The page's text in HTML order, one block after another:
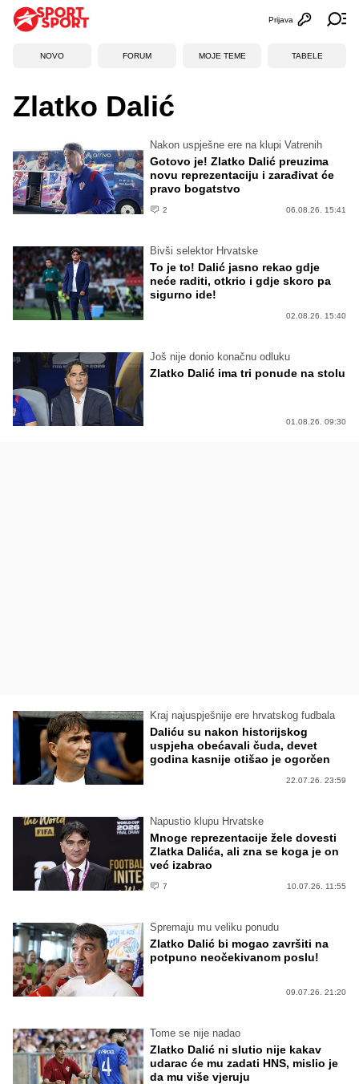
Otvori
Prijava
NOVO FORUM MOJE TEME TABELE
Zlatko Dalić
Nakon uspješne ere na klupi Vatrenih
Gotovo je! Zlatko Dalić preuzima
novu reprezentaciju i zarađivat će
pravo bogatstvo
2 06.08.26. 15:41
Bivši selektor Hrvatske
To je to! Dalić jasno rekao gdje
neće raditi, otkrio i gdje skoro pa
sigurno ide!
02.08.26. 15:40
Još nije donio konačnu odluku
Zlatko Dalić ima tri ponude na stolu
01.08.26. 09:30
Kraj najuspješnije ere hrvatskog fudbala
Daliću su nakon historijskog
uspjeha obećavali čuda, devet
godina kasnije otišao je ogorčen
22.07.26. 23:59
Napustio klupu Hrvatske
Mnoge reprezentacije žele dovesti
Zlatka Dalića, ali zna se koga je on
već izabrao
7 10.07.26. 11:55
Spremaju mu veliku ponudu
Zlatko Dalić bi mogao završiti na
potpuno neočekivanom poslu!
09.07.26. 21:20
Tome se nije nadao
Zlatko Dalić ni slutio nije kakav
udarac će mu zadati HNS, mislio je
da mu više vjeruju